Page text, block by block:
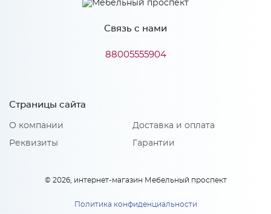
38
600
СКИФ
Связь с нами
88005555904
Страницы сайта
О компании
Реквизиты
Доставка и оплата
Гарантии
© 2026, интернет-магазин Мебельный проспект
Политика конфиденциальности